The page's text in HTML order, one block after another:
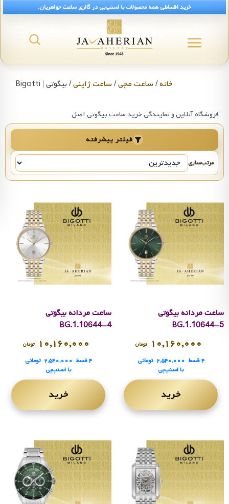
خرید ساعت بیگوتی Bigotti اصل | قیمت و مدل ایتالیایی
خرید اقساطی همه محصولات با اسنپ‌پی در گالری ساعت جواهریان.
خانه/ساعت مچی/ساعت ژاپنی/ بیگوتی | Bigotti
فروشگاه آنلاین و نمایندگی خرید ساعت بیگوتی اصل
فیلتر پیشرفته
مرتب‌سازی
ساعت مردانه بیگوتی
BG.1.10644-5
۱۰,۱۶۰,۰۰۰ تومان
۴ قسط ۲,۵۴۰,۰۰۰ تومانی
با اسنپ‌پی
خرید
ساعت مردانه بیگوتی
BG.1.10644-4
۱۰,۱۶۰,۰۰۰ تومان
۴ قسط ۲,۵۴۰,۰۰۰ تومانی
با اسنپ‌پی
خرید